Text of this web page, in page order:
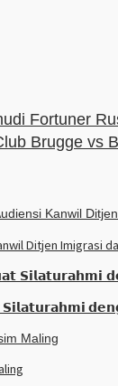
Fortuner
Brugge vs
Ditjen Imigrasi